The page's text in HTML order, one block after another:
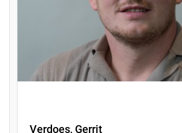
Verdoes, Gerrit